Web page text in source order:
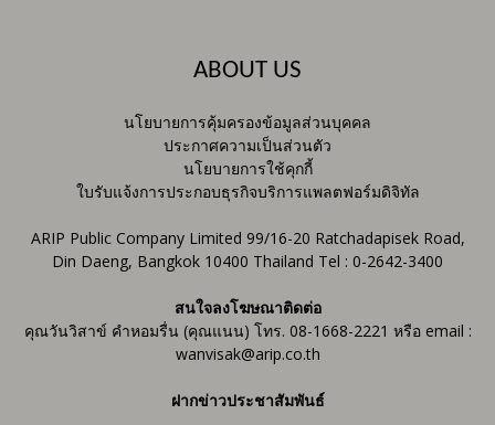
ABOUT US
นโยบายการคุ้มครองข้อมูลส่วนบุคคล
ประกาศความเป็นส่วนตัว
นโยบายการใช้คุกกี้
ใบรับแจ้งการประกอบธุรกิจบริการแพลตฟอร์มดิจิทัล
ARIP Public Company Limited 99/16-20 Ratchadapisek Road,
Din Daeng, Bangkok 10400 Thailand Tel : 0-2642-3400
สนใจลงโฆษณาติดต่อ
คุณวันวิสาข์ คำหอมรื่น (คุณแนน) โทร. 08-1668-2221 หรือ email :
wanvisak@arip.co.th
ฝากข่าวประชาสัมพันธ์